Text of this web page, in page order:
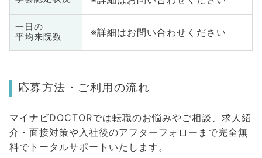
一日の
平均来院数
※詳細はお問い合わせください
応募方法・ご利用の流れ
マイナビDOCTORでは転職のお悩みやご相談、求人紹
介・面接対策や入社後のアフターフォローまで完全無
料でトータルサポートいたします。